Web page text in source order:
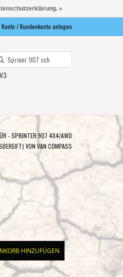
/ Kundenkonto anlegen
verfügbare
die
Eingabetaste,
- SPRINTER 907 4X4/AWD
VON VAN COMPASS
HINZUFÜGEN
»